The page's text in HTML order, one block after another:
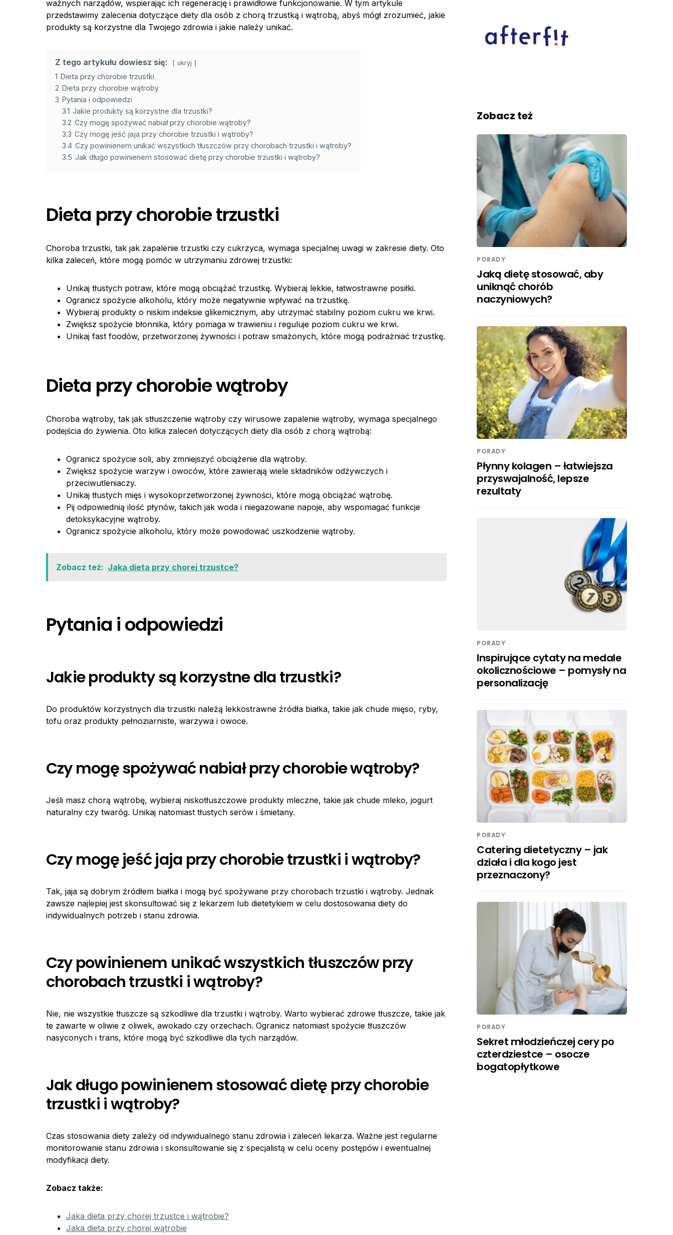
ważnych narządów, wspierając ich regenerację i prawidłowe funkcjonowanie. W tym artykule
przedstawimy zalecenia dotyczące diety dla osób z chorą trzustką i wątrobą, abyś mógł zrozumieć, jakie
produkty są korzystne dla Twojego zdrowia i jakie należy unikać.
Z tego artykułu dowiesz się: ukryj
1 Dieta przy chorobie trzustki
2 Dieta przy chorobie wątroby
3 Pytania i odpowiedzi
3.1 Jakie produkty są korzystne dla trzustki?
3.2 Czy mogę spożywać nabiał przy chorobie wątroby?
3.3 Czy mogę jeść jaja przy chorobie trzustki i wątroby?
3.4 Czy powinienem unikać wszystkich tłuszczów przy chorobach trzustki i wątroby?
3.5 Jak długo powinienem stosować dietę przy chorobie trzustki i wątroby?
Dieta przy chorobie trzustki
Choroba trzustki, tak jak zapalenie trzustki czy cukrzyca, wymaga specjalnej uwagi w zakresie diety. Oto
kilka zaleceń, które mogą pomóc w utrzymaniu zdrowej trzustki:
Unikaj tłustych potraw, które mogą obciążać trzustkę. Wybieraj lekkie, łatwostrawne posiłki.
Ogranicz spożycie alkoholu, który może negatywnie wpływać na trzustkę.
Wybieraj produkty o niskim indeksie glikemicznym, aby utrzymać stabilny poziom cukru we krwi.
Zwiększ spożycie błonnika, który pomaga w trawieniu i reguluje poziom cukru we krwi.
Unikaj fast foodów, przetworzonej żywności i potraw smażonych, które mogą podrażniać trzustkę.
Dieta przy chorobie wątroby
Choroba wątroby, tak jak stłuszczenie wątroby czy wirusowe zapalenie wątroby, wymaga specjalnego
podejścia do żywienia. Oto kilka zaleceń dotyczących diety dla osób z chorą wątrobą:
Ogranicz spożycie soli, aby zmniejszyć obciążenie dla wątroby.
Zwiększ spożycie warzyw i owoców, które zawierają wiele składników odżywczych i
przeciwutleniaczy.
Unikaj tłustych mięs i wysokoprzetworzonej żywności, które mogą obciążać wątrobę.
Pij odpowiednią ilość płynów, takich jak woda i niegazowane napoje, aby wspomagać funkcje
detoksykacyjne wątroby.
Ogranicz spożycie alkoholu, który może powodować uszkodzenie wątroby.
Zobacz też: Jaka dieta przy chorej trzustce?
Pytania i odpowiedzi
Jakie produkty są korzystne dla trzustki?
Do produktów korzystnych dla trzustki należą lekkostrawne źródła białka, takie jak chude mięso, ryby,
tofu oraz produkty pełnoziarniste, warzywa i owoce.
Czy mogę spożywać nabiał przy chorobie wątroby?
Jeśli masz chorą wątrobę, wybieraj niskotłuszczowe produkty mleczne, takie jak chude mleko, jogurt
naturalny czy twaróg. Unikaj natomiast tłustych serów i śmietany.
Czy mogę jeść jaja przy chorobie trzustki i wątroby?
Tak, jaja są dobrym źródłem białka i mogą być spożywane przy chorobach trzustki i wątroby. Jednak
zawsze najlepiej jest skonsultować się z lekarzem lub dietetykiem w celu dostosowania diety do
indywidualnych potrzeb i stanu zdrowia.
Czy powinienem unikać wszystkich tłuszczów przy
chorobach trzustki i wątroby?
Nie, nie wszystkie tłuszcze są szkodliwe dla trzustki i wątroby. Warto wybierać zdrowe tłuszcze, takie jak
te zawarte w oliwie z oliwek, awokado czy orzechach. Ogranicz natomiast spożycie tłuszczów
nasyconych i trans, które mogą być szkodliwe dla tych narządów.
Jak długo powinienem stosować dietę przy chorobie
trzustki i wątroby?
Czas stosowania diety zależy od indywidualnego stanu zdrowia i zaleceń lekarza. Ważne jest regularne
monitorowanie stanu zdrowia i skonsultowanie się z specjalistą w celu oceny postępów i ewentualnej
modyfikacji diety.
Zobacz także:
Jaka dieta przy chorej trzustce i wątrobie?
Jaka dieta przy chorej wątrobie
Zobacz też
PORADY
Jaką dietę stosować, aby
uniknąć chorób
naczyniowych?
PORADY
Płynny kolagen – łatwiejsza
przyswajalność, lepsze
rezultaty
PORADY
Inspirujące cytaty na medale
okolicznościowe – pomysły na
personalizację
PORADY
Catering dietetyczny – jak
działa i dla kogo jest
przeznaczony?
PORADY
Sekret młodzieńczej cery po
czterdziestce – osocze
bogatopłytkowe